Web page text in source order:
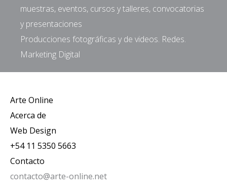
muestras, eventos, cursos y talleres, convocatorias
y presentaciones
Producciones fotográficas y de videos. Redes.
Marketing Digital
Arte Online
Acerca de
Web Design
+54 11 5350 5663
Contacto
contacto@arte-online.net